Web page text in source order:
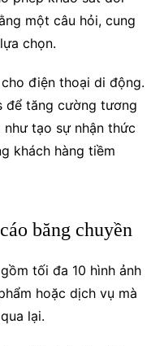
một câu hỏi, cung
chọn.
điện thoại di động.
để tăng cường tương
tạo sự nhận thức
khách hàng tiềm
băng chuyền
tối đa 10 hình ảnh
hoặc dịch vụ mà
lại.